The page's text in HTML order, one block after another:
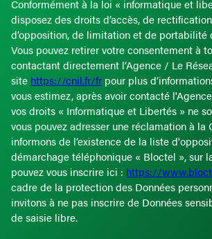
Conformément à la loi « informatique et
disposez des droits d’accès, de
d’opposition, de limitation et de portabilité
Vous pouvez retirer votre consentement à
contactant directement l’Agence / Le
site https://cnil.fr/fr pour plus
vous estimez, après avoir contacté
vos droits « Informatique et Libertés » ne
vous pouvez adresser une réclamation à la
informons de l’existence de la liste
démarchage téléphonique « Bloctel », sur
pouvez vous inscrire ici : https://
cadre de la protection des Données
invitons à ne pas inscrire de Données
de saisie libre.